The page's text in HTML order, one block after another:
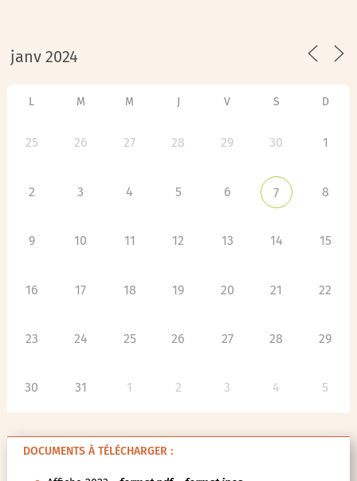
L M M J V S D
25 26 27 28 29 30 1
2 3 4 5 6 7 8
9 10 11 12 13 14 15
16 17 18 19 20 21 22
23 24 25 26 27 28 29
30 31 1 2 3 4 5
DOCUMENTS À TÉLÉCHARGER :